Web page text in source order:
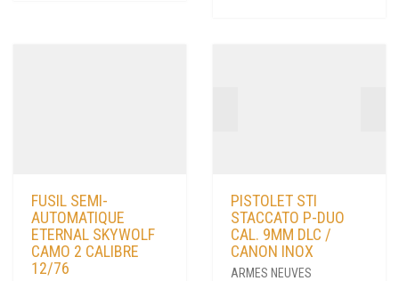
FUSIL SEMI-
AUTOMATIQUE
ETERNAL SKYWOLF
CAMO 2 CALIBRE
12/76
PISTOLET STI
STACCATO P-DUO
CAL. 9MM DLC /
CANON INOX
ARMES NEUVES